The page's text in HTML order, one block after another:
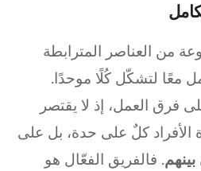
من العناصر المترابطة
معًا لتشكّل كُلًا موحدًا.
فرق العمل، إذ لا يقتصر
الأفراد كلٌ على حدة، بل على
. فالفريق الفعّال هو